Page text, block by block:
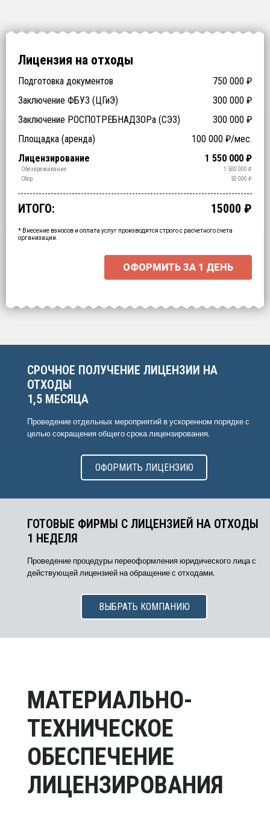
Лицензия на отходы
Подготовка документов 750 000 ₽
Заключение ФБУЗ (ЦГиЭ)
300 000 ₽
Заключение РОСПОТРЕБНАДЗОРа (СЭЗ)
300 000 ₽
Технические специалисты (обучение)
₽
Отходы > 200 ₽
Спецтехника (аренда) ₽
Оборудование (аренда) ₽
Площадка (аренда) 100 000 ₽/мес.
Срочное получение
₽
1-4 классы отходов ₽
Лицензирование 1 550 000 ₽
Транспортирование ₽
Обработка ₽
Утилизация ₽
Обезвреживание 1 500 000 ₽
Размещение
₽
Сбор 50 000 ₽
Промежуточный итог: 15000 ₽
Ваша персональна скидка
-15000
ИТОГО: 15000 ₽
* Внесение взносов и оплата услуг производятся строго с расчетного счета
организации.
ОФОРМИТЬ ЗА 1 ДЕНЬ
для начала расчёта.
СРОЧНОЕ ПОЛУЧЕНИЕ ЛИЦЕНЗИИ НА
ОТХОДЫ
1,5 МЕСЯЦА
Проведение отдельных мероприятий в ускоренном порядке с
целью сокращения общего срока лицензирования.
ОФОРМИТЬ ЛИЦЕНЗИЮ
ГОТОВЫЕ ФИРМЫ С ЛИЦЕНЗИЕЙ НА ОТХОДЫ
1 НЕДЕЛЯ
Проведение процедуры переоформления юридического лица с
действующей лицензией на обращение с отходами.
ВЫБРАТЬ КОМПАНИЮ
МАТЕРИАЛЬНО-
ТЕХНИЧЕСКОЕ
ОБЕСПЕЧЕНИЕ
ЛИЦЕНЗИРОВАНИЯ